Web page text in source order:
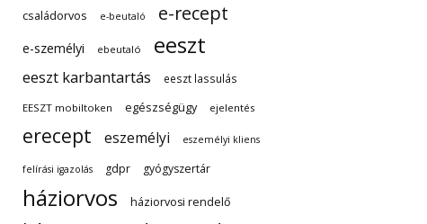
családorvos e-beutaló e-recept
e-személyi ebeutaló eeszt
eeszt karbantartás eeszt lassulás
EESZT mobiltoken egészségügy ejelentés
erecept eszemélyi eszemélyi kliens
felírási igazolás gdpr gyógyszertár
háziorvos háziorvosi rendelő